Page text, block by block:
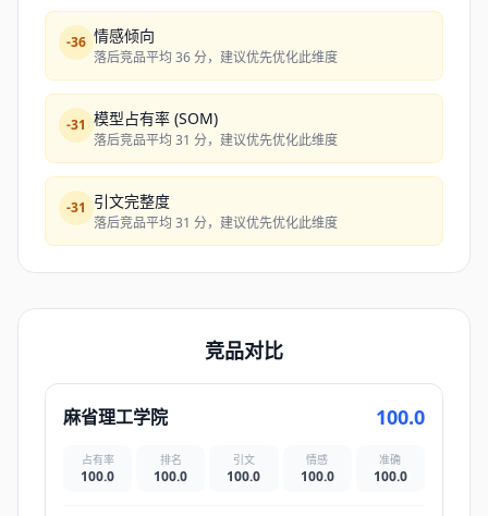
-36 情感倾向
落后竞品平均 36 分，建议优先优化此维度
-31 模型占有率 (SOM)
落后竞品平均 31 分，建议优先优化此维度
-31 引文完整度
落后竞品平均 31 分，建议优先优化此维度
竞品对比
麻省理工学院 100.0
占有率
100.0
排名
100.0
引文
100.0
情感
100.0
准确
100.0